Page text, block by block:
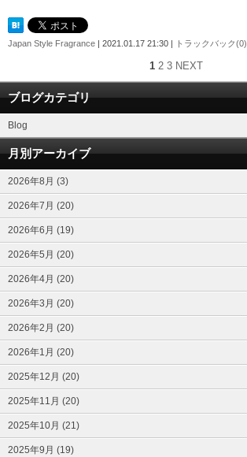
Japan Style Fragrance | 2021.01.17 21:30 | トラックバック(0)
1 2 3 NEXT
ブログカテゴリ
Blog
月別アーカイブ
2026年8月 (3)
2026年7月 (20)
2026年6月 (19)
2026年5月 (20)
2026年4月 (20)
2026年3月 (20)
2026年2月 (20)
2026年1月 (20)
2025年12月 (20)
2025年11月 (20)
2025年10月 (21)
2025年9月 (19)